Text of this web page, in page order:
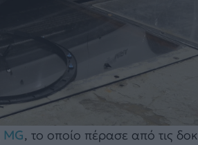
MG, το οποίο πέρασε από τις